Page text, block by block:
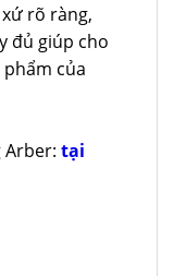
rõ ràng,
đủ giúp cho
của
tại